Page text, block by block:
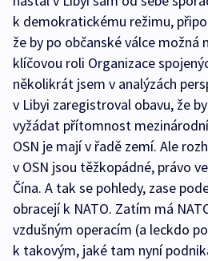
k demokratickému režimu,
že by po občanské válce možná
klíčovou roli Organizace
několikrát jsem v analýzách
v Libyi zaregistroval obavu, že
vyžádat přítomnost
OSN je mají v řadě zemí. Ale
v OSN jsou těžkopádné, právo
Čína. A tak se pohledy, zase
obracejí k NATO. Zatím má
vzdušným operacím (a leckdo
k takovým, jaké tam nyní